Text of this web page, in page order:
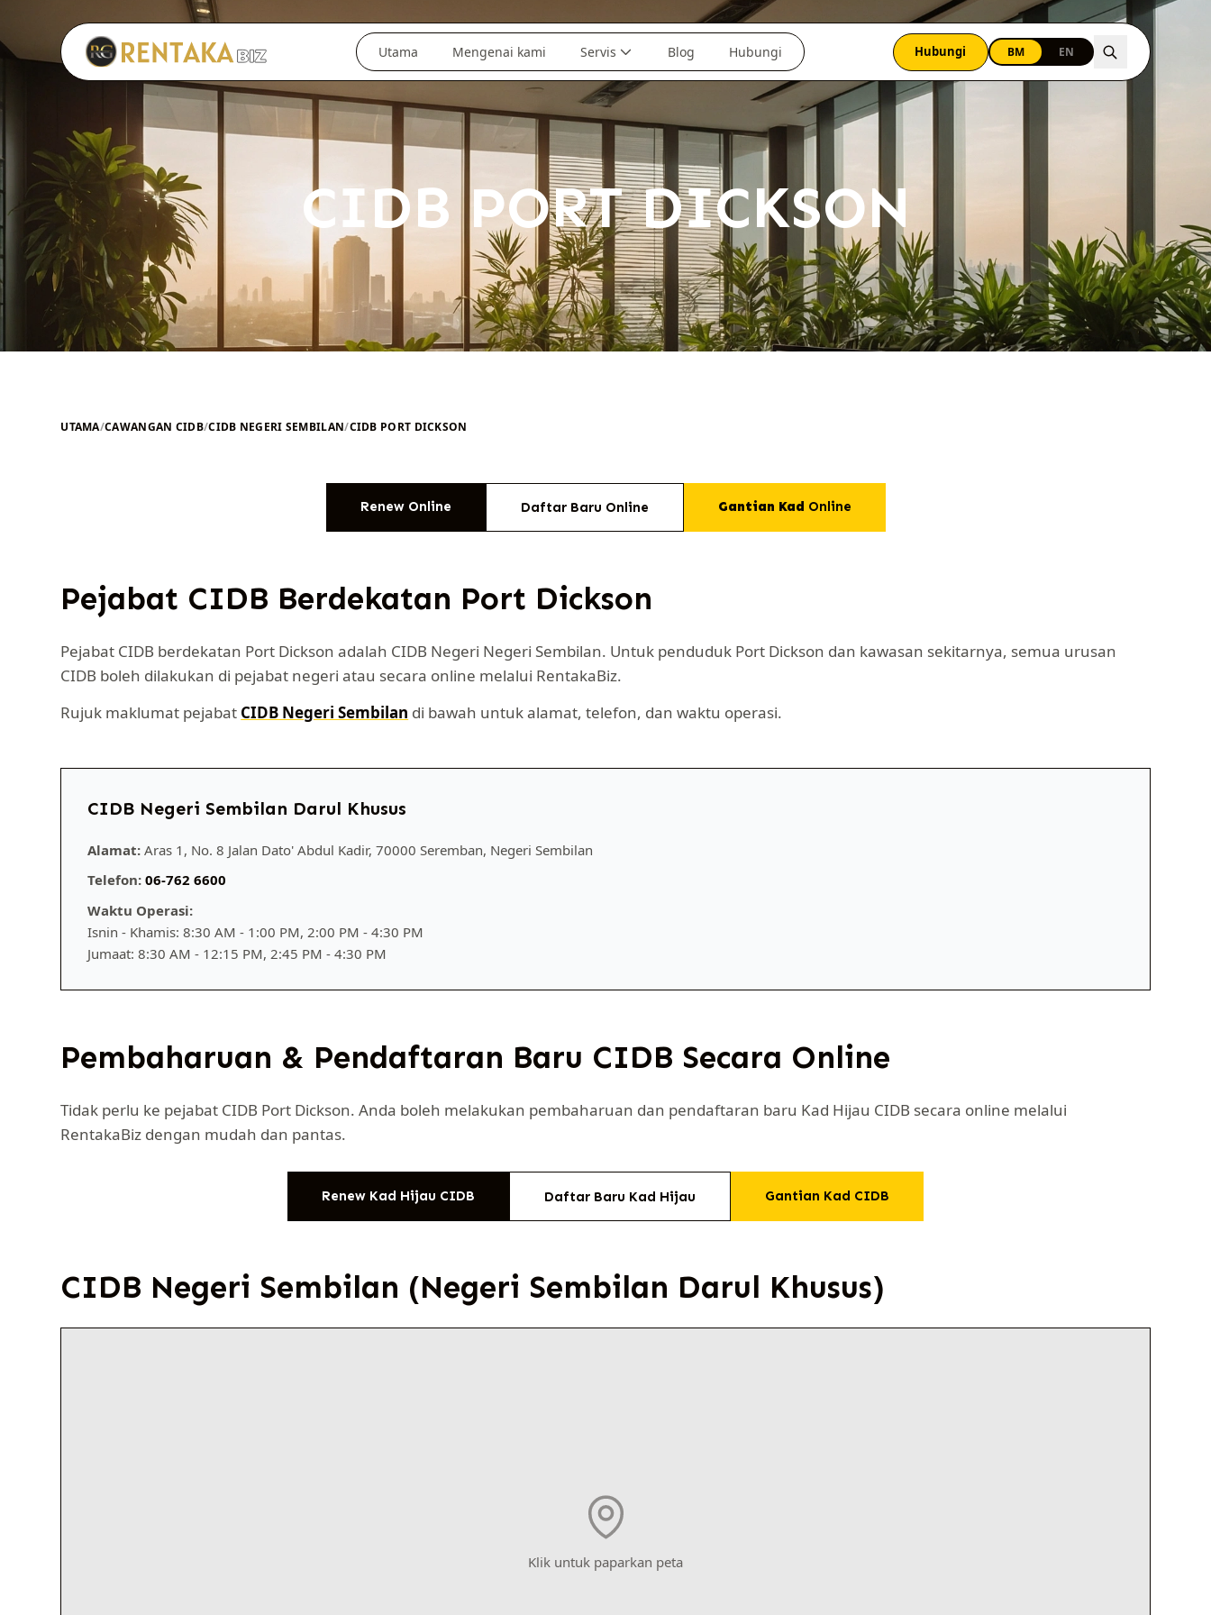
Langkau ke kandungan utama
Utama Mengenai kami Servis Blog Hubungi Hubungi BM EN
CIDB PORT DICKSON
UTAMA/CAWANGAN CIDB/CIDB NEGERI SEMBILAN/CIDB PORT DICKSON
Renew Online Daftar Baru Online Gantian Kad Online
Pejabat CIDB Berdekatan Port Dickson
Pejabat CIDB berdekatan Port Dickson adalah CIDB Negeri Negeri Sembilan. Untuk penduduk Port Dickson dan kawasan sekitarnya, semua urusan
CIDB boleh dilakukan di pejabat negeri atau secara online melalui RentakaBiz.
Rujuk maklumat pejabat CIDB Negeri Sembilan di bawah untuk alamat, telefon, dan waktu operasi.
CIDB Negeri Sembilan Darul Khusus
Alamat:Aras 1, No. 8 Jalan Dato' Abdul Kadir, 70000 Seremban, Negeri Sembilan
Telefon: 06-762 6600
Waktu Operasi:
Isnin - Khamis: 8:30 AM - 1:00 PM, 2:00 PM - 4:30 PM
Jumaat: 8:30 AM - 12:15 PM, 2:45 PM - 4:30 PM
Pembaharuan & Pendaftaran Baru CIDB Secara Online
Tidak perlu ke pejabat CIDB Port Dickson. Anda boleh melakukan pembaharuan dan pendaftaran baru Kad Hijau CIDB secara online melalui
RentakaBiz dengan mudah dan pantas.
Renew Kad Hijau CIDB Daftar Baru Kad Hijau Gantian Kad CIDB
CIDB Negeri Sembilan (Negeri Sembilan Darul Khusus)
Klik untuk paparkan peta